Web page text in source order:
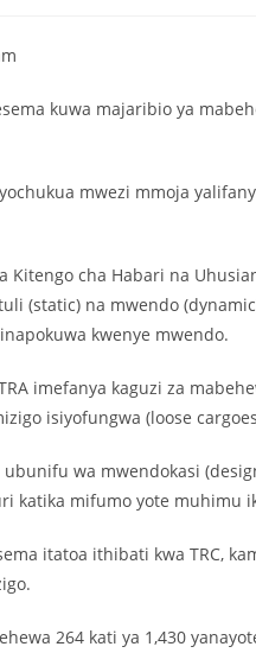
kuwa majaribio ya
mwezi mmoja
Kitengo cha Habari na
(static) na mwendo
kwenye mwendo.
imefanya kaguzi za
isiyofungwa (loose
wa mwendokasi
katika mifumo yote muhimu
itatoa ithibati kwa TRC,
264 kati ya 1,430